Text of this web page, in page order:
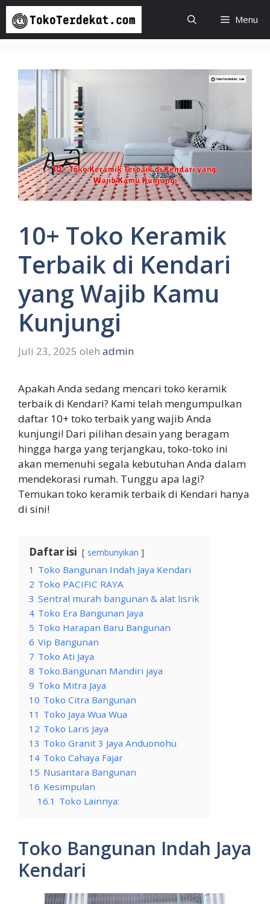
Langsung
isi
Menu
10+ Toko Keramik
Terbaik di Kendari
yang Wajib Kamu
Kunjungi
Juli 23, 2025 oleh admin
Apakah Anda sedang mencari toko keramik
terbaik di Kendari? Kami telah mengumpulkan
daftar 10+ toko terbaik yang wajib Anda
kunjungi! Dari pilihan desain yang beragam
hingga harga yang terjangkau, toko-toko ini
akan memenuhi segala kebutuhan Anda dalam
mendekorasi rumah. Tunggu apa lagi?
Temukan toko keramik terbaik di Kendari hanya
di sini!
Daftar isi sembunyikan
1 Toko Bangunan Indah Jaya Kendari
2 Toko PACIFIC RAYA
3 Sentral murah bangunan & alat lisrik
4 Toko Era Bangunan Jaya
5 Toko Harapan Baru Bangunan
6 Vip Bangunan
7 Toko Ati Jaya
8 Toko.Bangunan Mandiri jaya
9 Toko Mitra Jaya
10 Toko Citra Bangunan
11 Toko Jaya Wua Wua
12 Toko Laris Jaya
13 Toko Granit 3 Jaya Anduonohu
14 Toko Cahaya Fajar
15 Nusantara Bangunan
16 Kesimpulan
16.1 Toko Lainnya:
Toko Bangunan Indah Jaya
Kendari